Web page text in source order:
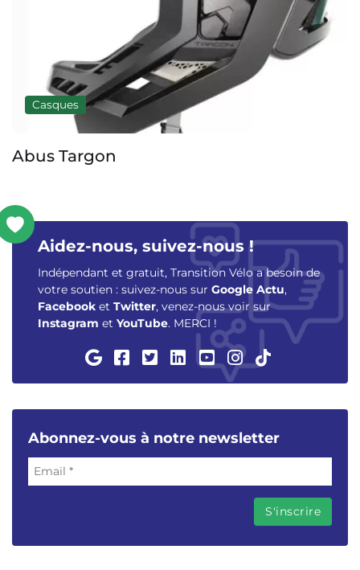
Aidez-nous, suivez-nous !
Indépendant et gratuit, Transition Vélo a besoin de
votre soutien : suivez-nous sur Google Actu,
Facebook et Twitter, venez-nous voir sur
Instagram et YouTube. MERCI !
Abonnez-vous à notre newsletter